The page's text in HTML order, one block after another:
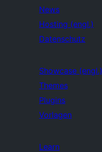
News
Hosting (engl.)
Datenschutz
Showcase (engl.)
Themes
Plugins
Vorlagen
Learn